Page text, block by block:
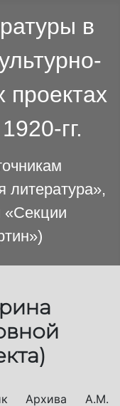
в
проектах
гг.
литература»,
«Секции
Архива А.М.